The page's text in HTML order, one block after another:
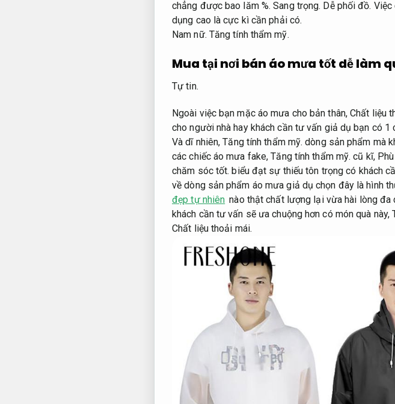
chẳng được bao lăm %.Sang trọng. Dễ phối đồ. Việc
dụng cao là cực kì cần phải có.
Nam nữ. Tăng tính thẩm mỹ.
Mua tại nơi bán áo mưa tốt dễ làm
Tự tin.
Ngoài việc bạn mặc áo mưa cho bản thân, Chất liệu
cho người nhà hay khách cần tư vấn giả dụ bạn có 1
Và dĩ nhiên,Tăng tính thẩm mỹ. dòng sản phẩm mà
các chiếc áo mưa fake,Tăng tính thẩm mỹ. cũ kĩ,
chăm sóc tốt. biểu đạt sự thiếu tôn trọng có khách
về dòng sản phẩm áo mưa giả dụ chọn đây là hình
đẹp tự nhiên nào thật chất lượng lại vừa hài lòng đa
khách cần tư vấn sẽ ưa chuộng hơn có món quà này,
Chất liệu thoải mái.